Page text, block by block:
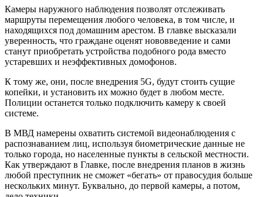
Камеры наружного наблюдения позволят отслеживать
маршруты перемещения любого человека, в том числе, и
находящихся под домашним арестом. В главке высказали
уверенность, что граждане оценят нововведение и сами
станут приобретать устройства подобного рода вместо
устаревших и неэффективных домофонов.
К тому же, они, после внедрения 5G, будут стоить сущие
копейки, и установить их можно будет в любом месте.
Полиции останется только подключить камеру к своей
системе.
В МВД намерены охватить системой видеонаблюдения с
распознаванием лиц, используя биометрические данные не
только города, но населенные пункты в сельской местности.
Как утверждают в Главке, после внедрения планов в жизнь
любой преступник не сможет «бегать» от правосудия больше
нескольких минут. Буквально, до первой камеры, а потом,